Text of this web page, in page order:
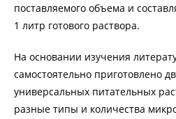
поставляемого объема и
1 литр готового раствора.
На основании изучения
самостоятельно приготовлено
универсальных питательных
разные типы и количества